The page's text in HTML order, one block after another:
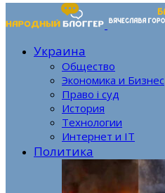
Украина
Общество
Экономика и Бизнес
Право і суд
История
Технологии
Интернет и IT
Политика